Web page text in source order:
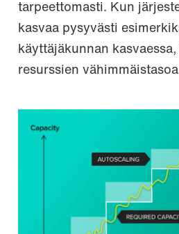
tarpeettomasti. Kun
kasvaa pysyvästi
käyttäjäkunnan
resurssien